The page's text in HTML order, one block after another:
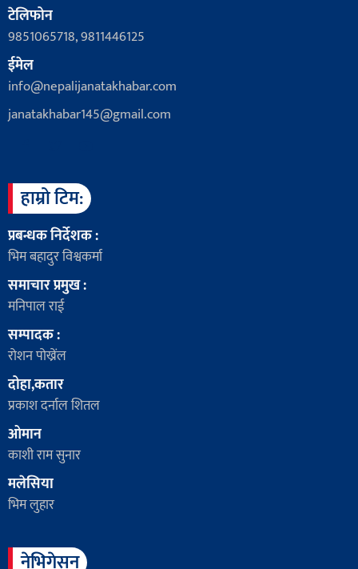
टेलिफोन
9851065718, 9811446125
ईमेल
info@nepalijanatakhabar.com
janatakhabar145@gmail.com
हाम्रो टिम:
प्रबन्धक निर्देशक :
भिम बहादुर विश्वकर्मा
समाचार प्रमुख :
मनिपाल राई
सम्पादक :
रोशन पोख्रेंल
दोहा,कतार
प्रकाश दर्नाल शितल
ओमान
काशी राम सुनार
मलेसिया
भिम लुहार
नेभिगेसन